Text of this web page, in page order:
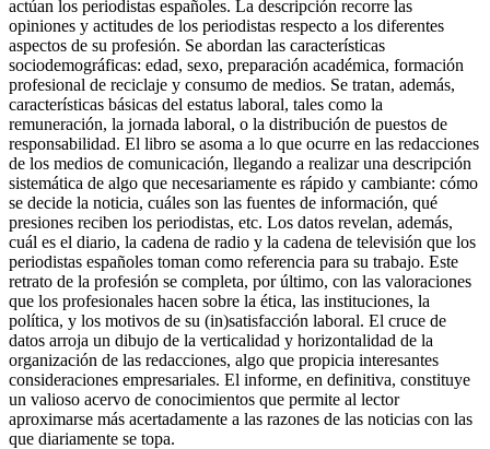
actúan los periodistas españoles. La descripción recorre las
opiniones y actitudes de los periodistas respecto a los diferentes
aspectos de su profesión. Se abordan las características
sociodemográficas: edad, sexo, preparación académica, formación
profesional de reciclaje y consumo de medios. Se tratan, además,
características básicas del estatus laboral, tales como la
remuneración, la jornada laboral, o la distribución de puestos de
responsabilidad. El libro se asoma a lo que ocurre en las redacciones
de los medios de comunicación, llegando a realizar una descripción
sistemática de algo que necesariamente es rápido y cambiante: cómo
se decide la noticia, cuáles son las fuentes de información, qué
presiones reciben los periodistas, etc. Los datos revelan, además,
cuál es el diario, la cadena de radio y la cadena de televisión que los
periodistas españoles toman como referencia para su trabajo. Este
retrato de la profesión se completa, por último, con las valoraciones
que los profesionales hacen sobre la ética, las instituciones, la
política, y los motivos de su (in)satisfacción laboral. El cruce de
datos arroja un dibujo de la verticalidad y horizontalidad de la
organización de las redacciones, algo que propicia interesantes
consideraciones empresariales. El informe, en definitiva, constituye
un valioso acervo de conocimientos que permite al lector
aproximarse más acertadamente a las razones de las noticias con las
que diariamente se topa.